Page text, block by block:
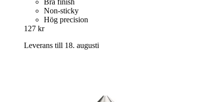
Non-sticky
Hög precision
127 kr
Leverans till 18. augusti